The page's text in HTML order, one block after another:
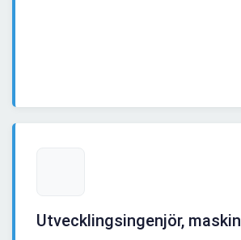
Utvecklingsingenjör, maskin